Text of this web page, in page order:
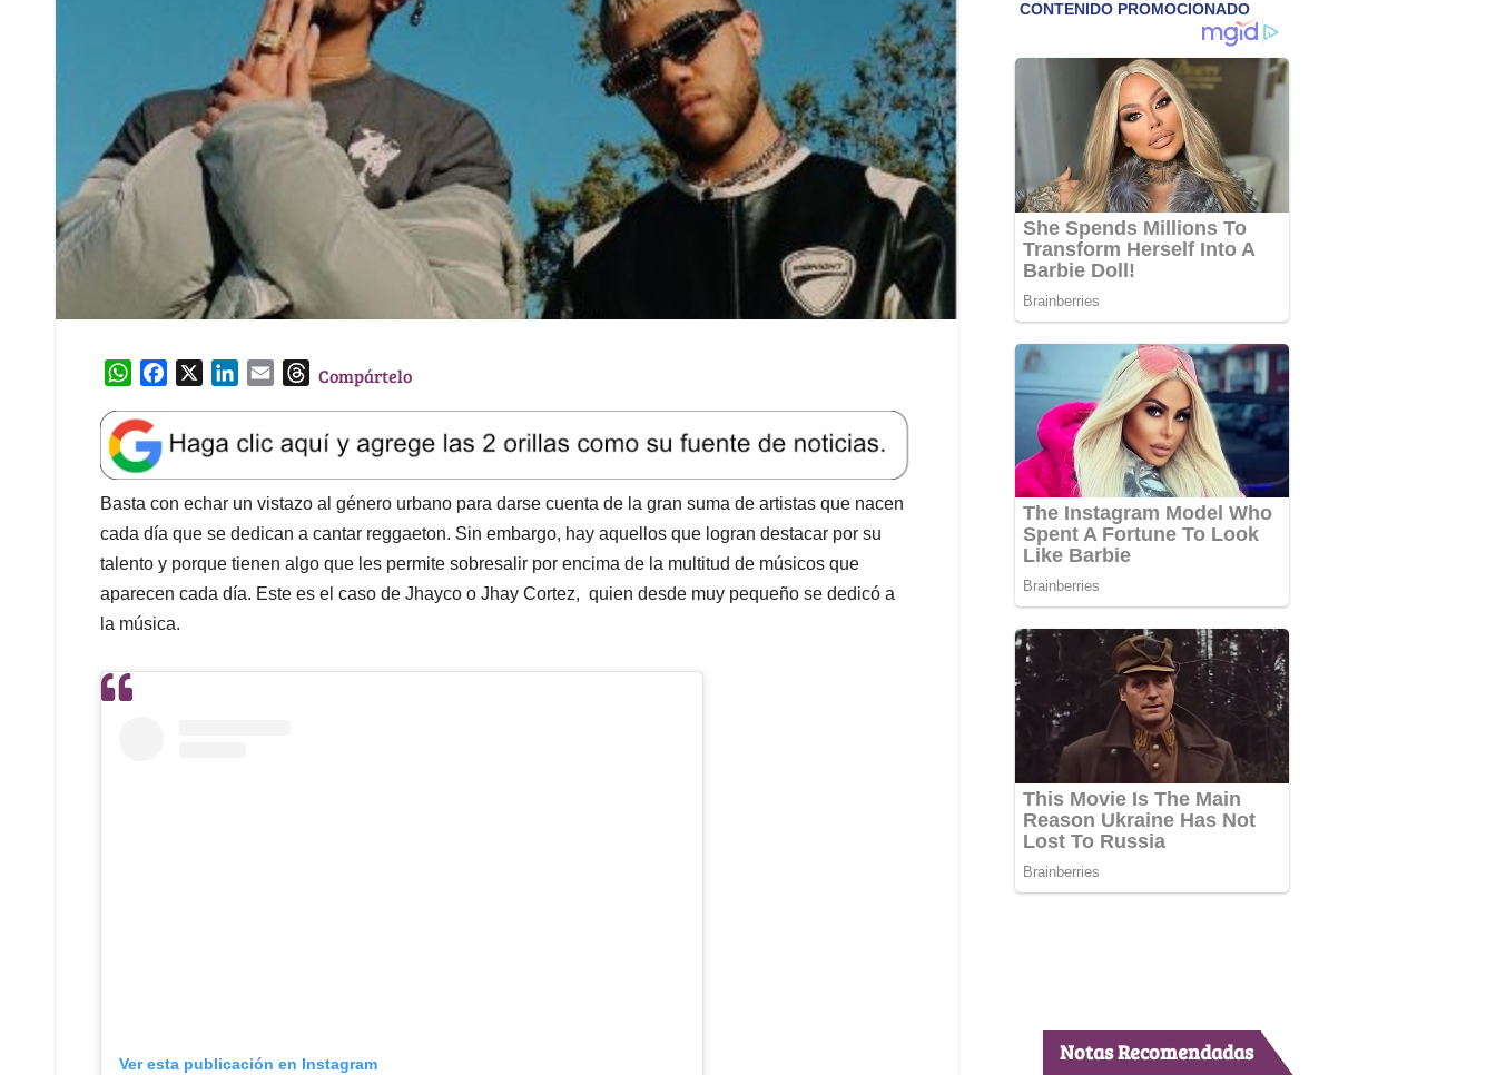
W
a
t
s
A
p
p
e
b
o
o
k
k
e
d
I
n
l
T
e
a
d
s
Compártelo
Basta con echar un vistazo al género urbano para darse cuenta de la gran suma de artistas que nacen
cada día que se dedican a cantar reggaeton. Sin embargo, hay aquellos que logran destacar por su
talento y porque tienen algo que les permite sobresalir por encima de la multitud de músicos que
aparecen cada día. Este es el caso de Jhayco o Jhay Cortez, quien desde muy pequeño se dedicó a
la música.
Ver esta publicación en Instagram Notas Recomendadas